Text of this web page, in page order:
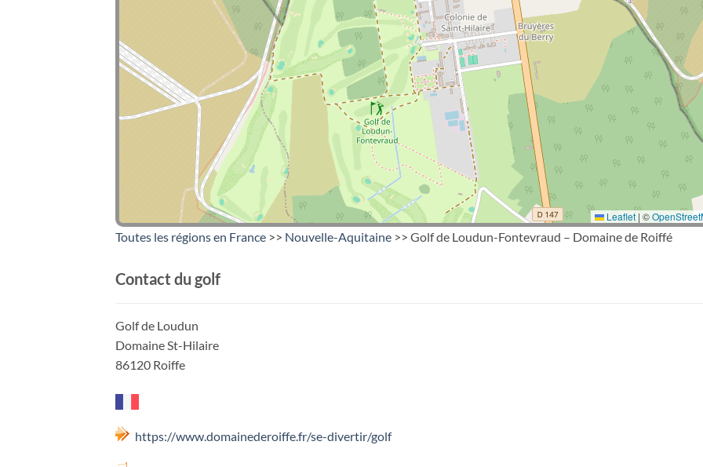
Leaflet | ©
Toutes les régions en France >> Nouvelle-Aquitaine >> Golf de Loudun-Fontevraud – Domaine de Roiffé
Contact du golf
Golf de Loudun
Domaine St-Hilaire
86120 Roiffe
https://www.domainederoiffe.fr/se-divertir/golf